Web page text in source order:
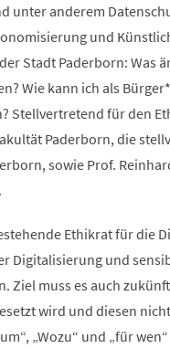
unter anderem
und
Stadt Paderborn: Was
Wie kann ich als
Stellvertretend für den
Paderborn, die
sowie Prof.
Ethikrat für die
Digitalisierung und
Ziel muss es auch
wird und diesen
„Wozu“ und „für